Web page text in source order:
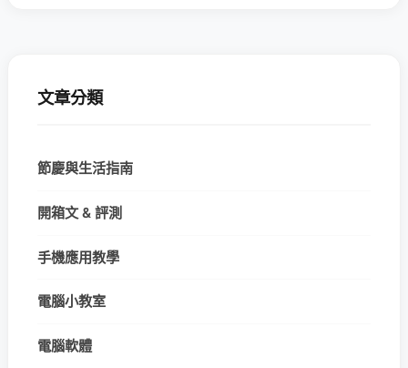
文章分類
節慶與生活指南
開箱文 & 評測
手機應用教學
電腦小教室
電腦軟體